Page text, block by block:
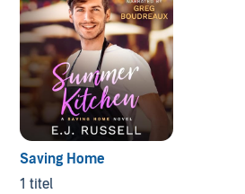
Saving Home
1 titel